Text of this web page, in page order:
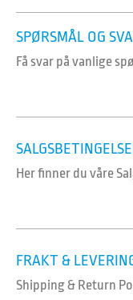
SPØRSMÅL OG
Få svar på vanlige
Her finner du våre
FRAKT &
Shipping & Return